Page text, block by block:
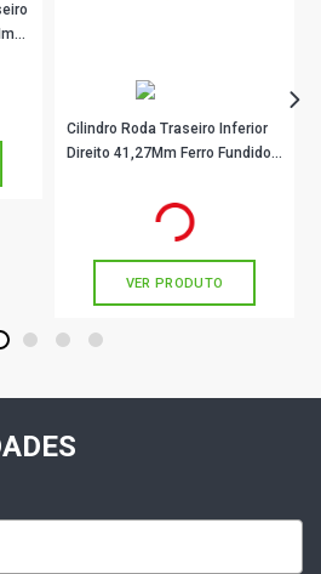
Cilindro Roda Traseiro Inferior
Direito 41,27Mm Ferro Fundido
em até 4x de
VER PRODUTO
2 3 4